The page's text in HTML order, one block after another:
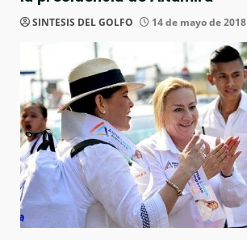
SINTESIS DEL GOLFO 14 de mayo de 2018